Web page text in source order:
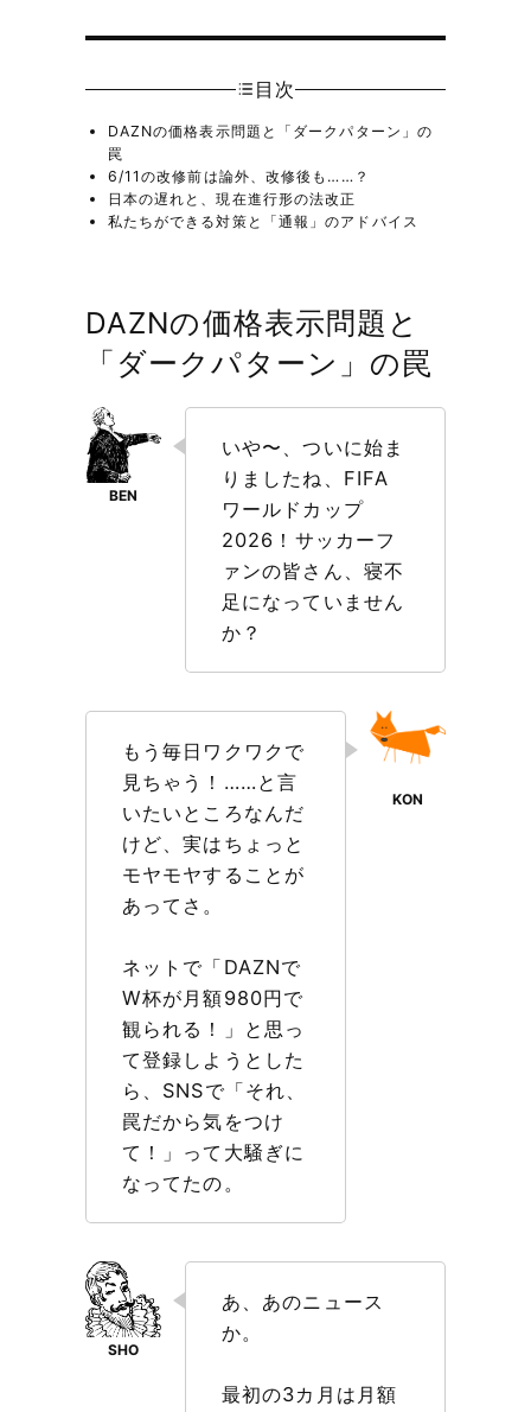
目次
DAZNの価格表示問題と「ダークパターン」の
罠
6/11の改修前は論外、改修後も……？
日本の遅れと、現在進行形の法改正
私たちができる対策と「通報」のアドバイス
DAZNの価格表示問題と
「ダークパターン」の罠
いや〜、ついに始ま
りましたね、FIFA
ワールドカップ
2026！サッカーフ
ァンの皆さん、寝不
足になっていません
か？
もう毎日ワクワクで
見ちゃう！……と言
いたいところなんだ
けど、実はちょっと
モヤモヤすることが
あってさ。
ネットで「DAZNで
W杯が月額980円で
観られる！」と思っ
て登録しようとした
ら、SNSで「それ、
罠だから気をつけ
て！」って大騒ぎに
なってたの。
あ、あのニュース
か。
最初の3カ月は月額